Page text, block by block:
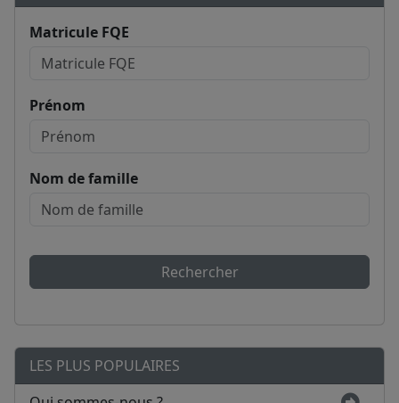
Matricule FQE
Prénom
Nom de famille
Rechercher
LES PLUS POPULAIRES